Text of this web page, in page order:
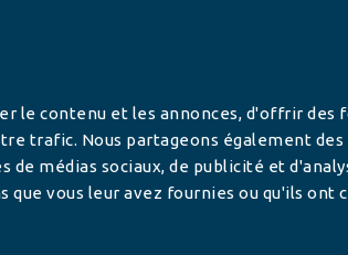
le contenu et les annonces, d'offrir des
trafic. Nous partageons également
médias sociaux, de publicité et
vous leur avez fournies ou qu'ils ont